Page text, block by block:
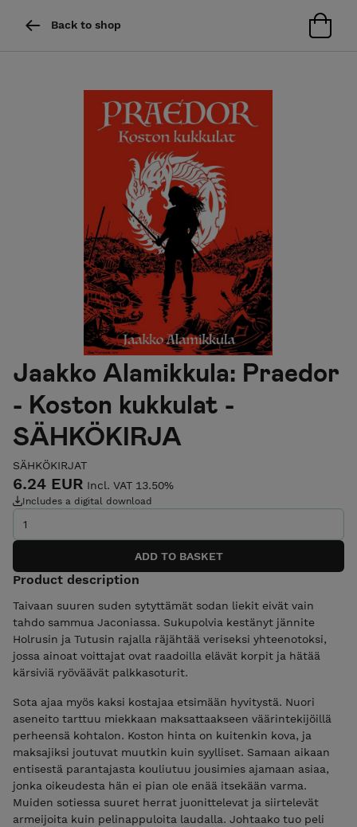
Back to shop
Jaakko Alamikkula: Praedor
- Koston kukkulat -
SÄHKÖKIRJA
SÄHKÖKIRJAT
6.24 EUR Incl. VAT 13.50%
Includes a digital download
Product description
Taivaan suuren suden sytyttämät sodan liekit eivät vain
tahdo sammua Jaconiassa. Sukupolvia kestänyt jännite
Holrusin ja Tutusin rajalla räjähtää veriseksi yhteenotoksi,
jossa ainoat voittajat ovat raadoilla elävät korpit ja hätää
kärsiviä ryöväävät palkkasoturit.
Sota ajaa myös kaksi kostajaa etsimään hyvitystä. Nuori
aseneito tarttuu miekkaan maksattaakseen väärintekijöillä
perheensä kohtalon. Koston hinta on kuitenkin kova, ja
maksajiksi joutuvat muutkin kuin syylliset. Samaan aikaan
entisestä parantajasta kouliutuu jousimies ajamaan asiaa,
jonka oikeudesta hän ei pian ole enää itsekään varma.
Muiden sotiessa suuret herrat juonittelevat ja siirtelevät
armeijoita kuin pelinappuloita laudalla. Johtaako tuo peli